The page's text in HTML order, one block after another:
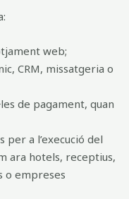
web;
CRM, missatgeria o
de pagament, quan
a l’execució del
ara hotels, receptius,
o empreses